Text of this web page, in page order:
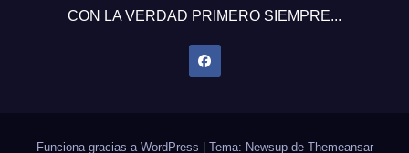
CON LA VERDAD PRIMERO SIEMPRE...
Funciona gracias a WordPress Tema: Newsup de Themeansar